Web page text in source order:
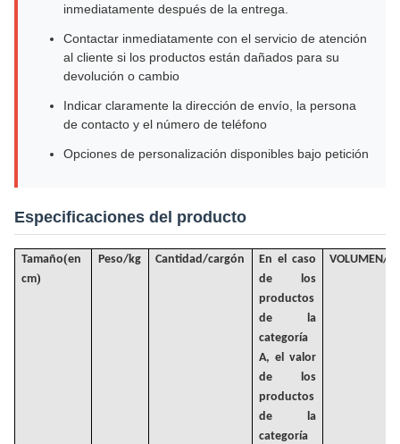
inmediatamente después de la entrega.
Contactar inmediatamente con el servicio de atención
al cliente si los productos están dañados para su
devolución o cambio
Indicar claramente la dirección de envío, la persona
de contacto y el número de teléfono
Opciones de personalización disponibles bajo petición
Especificaciones del producto
Tamaño(en
cm)
Peso/kg Cantidad/cargón
En el caso
de los
productos
de la
categoría
A, el valor
de los
productos
de la
categoría
VOLUMEN/